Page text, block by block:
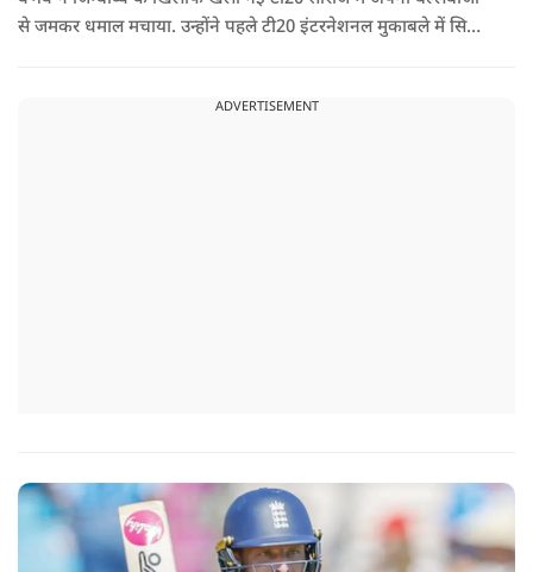
से जमकर धमाल मचाया. उन्होंने पहले टी20 इंटरनेशनल मुकाबले में सिर्फ
ADVERTISEMENT